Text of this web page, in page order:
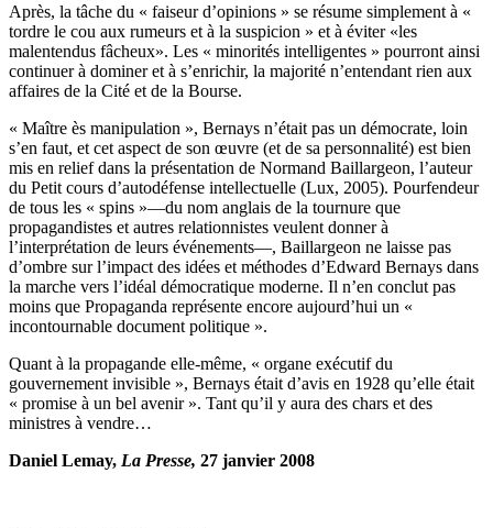
Après, la tâche du « faiseur d’opinions » se résume simplement à «
tordre le cou aux rumeurs et à la suspicion » et à éviter «les
malentendus fâcheux». Les « minorités intelligentes » pourront ainsi
continuer à dominer et à s’enrichir, la majorité n’entendant rien aux
affaires de la Cité et de la Bourse.
« Maître ès manipulation », Bernays n’était pas un démocrate, loin
s’en faut, et cet aspect de son œuvre (et de sa personnalité) est bien
mis en relief dans la présentation de Normand Baillargeon, l’auteur
du Petit cours d’autodéfense intellectuelle (Lux, 2005). Pourfendeur
de tous les « spins »—du nom anglais de la tournure que
propagandistes et autres relationnistes veulent donner à
l’interprétation de leurs événements—, Baillargeon ne laisse pas
d’ombre sur l’impact des idées et méthodes d’Edward Bernays dans
la marche vers l’idéal démocratique moderne. Il n’en conclut pas
moins que Propaganda représente encore aujourd’hui un «
incontournable document politique ».
Quant à la propagande elle-même, « organe exécutif du
gouvernement invisible », Bernays était d’avis en 1928 qu’elle était
« promise à un bel avenir ». Tant qu’il y aura des chars et des
ministres à vendre…
Daniel Lemay, La Presse, 27 janvier 2008